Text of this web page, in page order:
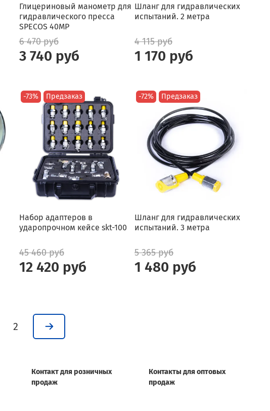
Глицериновый манометр для
гидравлического пресса
SPECOS 40MP
6 470 руб
3 740 руб
Шланг для гидравлических
испытаний. 2 метра
4 115 руб
1 170 руб
-73% Предзаказ
Набор адаптеров в
ударопрочном кейсе skt-100
45 460 руб
12 420 руб
-72% Предзаказ
Шланг для гидравлических
испытаний. 3 метра
5 365 руб
1 480 руб
2
Контакт для розничных
продаж
Контакты для оптовых
продаж